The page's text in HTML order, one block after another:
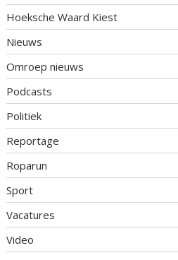
Hoeksche Waard Kiest
Nieuws
Omroep nieuws
Podcasts
Politiek
Reportage
Roparun
Sport
Vacatures
Video